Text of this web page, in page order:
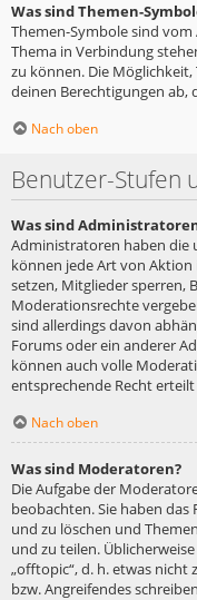
Was sind Themen-
Themen-Symbole sind
Thema in Verbindung
zu können. Die
deinen Berechtigungen ab,
Nach oben
Benutzer-Stufen
Was sind
Administratoren haben die
können jede Art von Aktion
setzen, Mitglieder sperren,
Moderationsrechte
sind allerdings davon
Forums oder ein anderer
können auch volle
entsprechende Recht
Nach oben
Was sind Moderatoren?
Die Aufgabe der
beobachten. Sie haben das
und zu löschen und
und zu teilen.
„offtopic“, d. h. etwas nicht
bzw. Angreifendes